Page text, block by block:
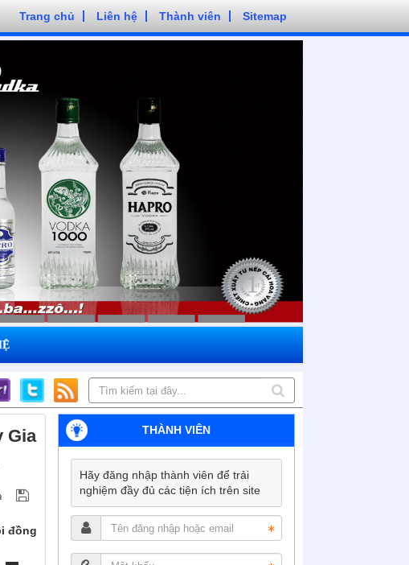
Trang chủ Liên hệ Thành viên Sitemap
Gia
đồng
THÀNH VIÊN
Hãy đăng nhập thành viên để trải
nghiệm đầy đủ các tiện ích trên site